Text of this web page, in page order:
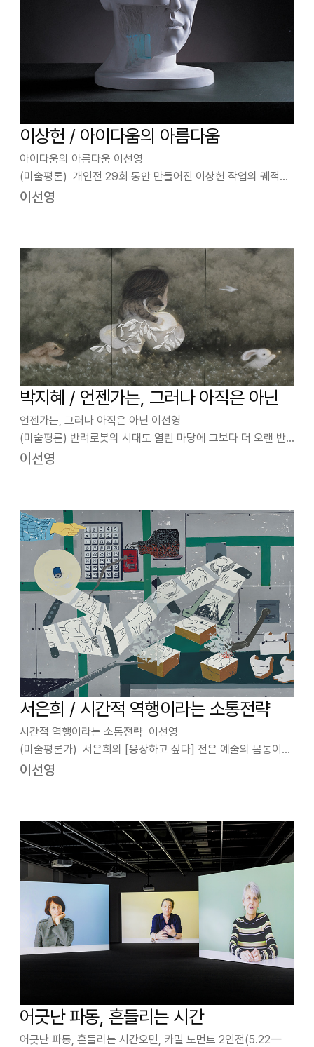
이상헌 / 아이다움의 아름다움
아이다움의 아름다움 이선영
(미술평론) 개인전 29회 동안 만들어진 이상헌 작업의 궤적은
마치 노련한 목수가 나무와 대화하는 법을 익히는 과정과 같다.
이선영
박지혜 / 언젠가는, 그러나 아직은 아닌
언젠가는, 그러나 아직은 아닌 이선영
(미술평론) 반려로봇의 시대도 열린 마당에 그보다 더 오랜 반
려동물은 새삼스러울 수 있다. 한국도 10명 중 3명 정도가 반려
이선영
서은희 / 시간적 역행이라는 소통전략
시간적 역행이라는 소통전략 이선영
(미술평론가) 서은희의 [웅장하고 싶다] 전은 예술의 몸통이기
도 한 소통의 문제를 다룬다. 인류의 문화사 자체가 소통의 역사
이선영
어긋난 파동, 흔들리는 시간
어긋난 파동, 흔들리는 시간오민, 카밀 노먼트 2인전(5.22—